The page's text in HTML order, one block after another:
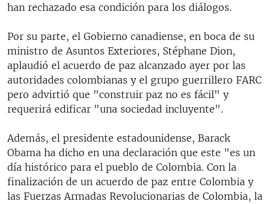
han rechazado esa condición para los diálogos.
Por su parte, el Gobierno canadiense, en boca de su
ministro de Asuntos Exteriores, Stéphane Dion,
aplaudió el acuerdo de paz alcanzado ayer por las
autoridades colombianas y el grupo guerrillero FARC
pero advirtió que "construir paz no es fácil" y
requerirá edificar "una sociedad incluyente".
Además, el presidente estadounidense, Barack
Obama ha dicho en una declaración que este "es un
día histórico para el pueblo de Colombia. Con la
finalización de un acuerdo de paz entre Colombia y
las Fuerzas Armadas Revolucionarias de Colombia, la